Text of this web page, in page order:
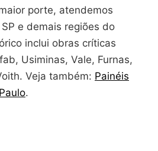
porte, atendemos
e demais regiões do
inclui obras críticas
Usiminas, Vale, Furnas,
Veja também: Painéis
.